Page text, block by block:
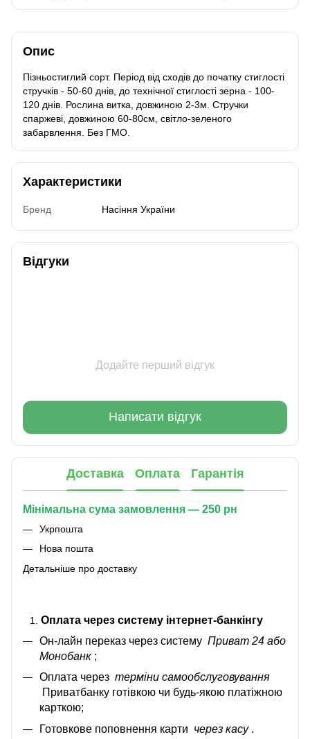
Опис
Пізньостиглий сорт. Період від сходів до початку стиглості
стручків - 50-60 днів, до технічної стиглості зерна - 100-
120 днів. Рослина витка, довжиною 2-3м. Стручки
спаржеві, довжиною 60-80см, світло-зеленого
забарвлення. Без ГМО.
Характеристики
Бренд Насіння України
Відгуки
Додайте перший відгук
Написати відгук
Доставка Оплата Гарантія
Мінімальна сума замовлення — 250 рн
Укрпошта
Нова пошта
Детальніше про доставку
Оплата через систему інтернет-банкінгу
Он-лайн переказ через систему Приват 24 або
Монобанк ;
Оплата через терміни самообслуговування
Приватбанку готівкою чи будь-якою платіжною
карткою;
Готовкове поповнення карти через касу.